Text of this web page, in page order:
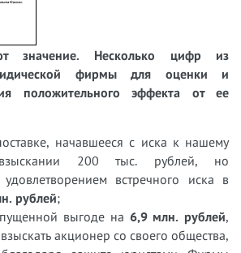
значение. Несколько цифр из
фирмы для оценки и
положительного эффекта от ее
начавшееся с иска к нашему
200 тыс. рублей, но
встречного иска в
рублей;
выгоде на 6,9 млн. рублей,
акционер со своего общества,